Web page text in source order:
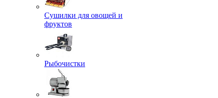
Сушилки для овощей и
фруктов
Рыбочистки